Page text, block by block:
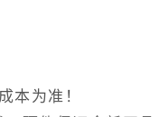
本为准！